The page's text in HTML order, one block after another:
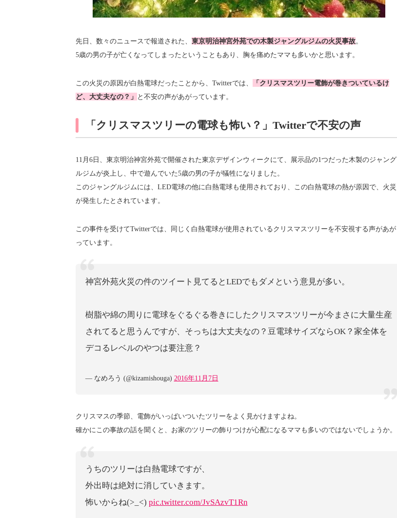
先日、数々のニュースで報道された、 東京明治神宮外苑での木製ジャングルジムの火災事故。
5歳の男の子が亡くなってしまったということもあり、胸を痛めたママも多いかと思います。
この火災の原因が白熱電球だったことから、Twitterでは、
「クリスマスツリー電飾が巻きついているけ
ど、大丈夫なの？」 と不安の声があがっています。
「クリスマスツリーの電球も怖い？」Twitterで不安の声
11月6日、東京明治神宮外苑で開催された東京デザインウィークにて、展示品の1つだった木製のジャング
ルジムが炎上し、中で遊んでいた5歳の男の子が犠牲になりました。
このジャングルジムには、LED電球の他に白熱電球も使用されており、この白熱電球の熱が原因で、火災
が発生したとされています。
この事件を受けてTwitterでは、同じく白熱電球が使用されているクリスマスツリーを不安視する声があが
っています。
神宮外苑火災の件のツイート見てるとLEDでもダメという意見が多い。
樹脂や綿の周りに電球をぐるぐる巻きにしたクリスマスツリーが今まさに大量生産
されてると思うんですが、そっちは大丈夫なの？豆電球サイズならOK？家全体を
デコるレベルのやつは要注意？
— なめろう (@kizamishouga) 2016年11月7日
クリスマスの季節、電飾がいっぱいついたツリーをよく見かけますよね。
確かにこの事故の話を聞くと、お家のツリーの飾りつけが心配になるママも多いのではないでしょうか。
うちのツリーは白熱電球ですが、
外出時は絶対に消していきます。
怖いからね(>_<) pic.twitter.com/JvSAzvT1Rn